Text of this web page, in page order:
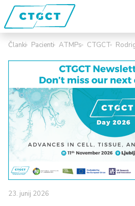
Članki Pacienti ATMPs CTGCT
23. junij 2026